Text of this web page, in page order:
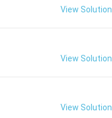
View Solution
View Solution
View Solution